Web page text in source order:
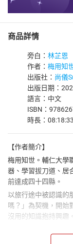
商品詳情
旁白： 林芷恩
作者： 梅用知
出版社： 尚儀
出版日期：
語言：中文
ISBN：
時長：08:18:33
【作者簡介】
梅用知世。輔仁大學
器、學習拔刀道、居
前達成四十四縣。
以旅行途中被認識的
嗎？」為契機，開始
沒用的知識抱持興趣。
中。從職場和與日